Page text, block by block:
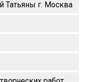
Татьяны г. Москва